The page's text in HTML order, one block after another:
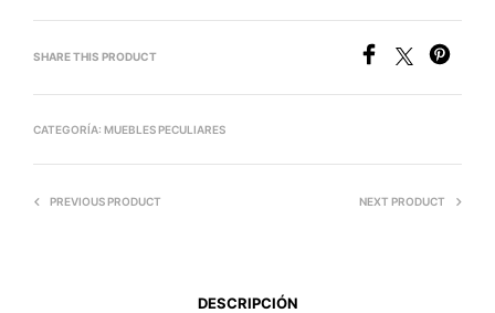
SHARE THIS PRODUCT
CATEGORÍA: MUEBLES PECULIARES
PREVIOUS PRODUCT NEXT PRODUCT
DESCRIPCIÓN